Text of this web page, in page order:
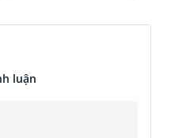
luận